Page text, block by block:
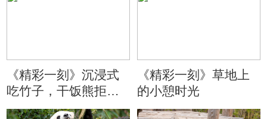
《精彩一刻》沉浸式
吃竹子，干饭熊拒绝
分心
《精彩一刻》草地上
的小憩时光